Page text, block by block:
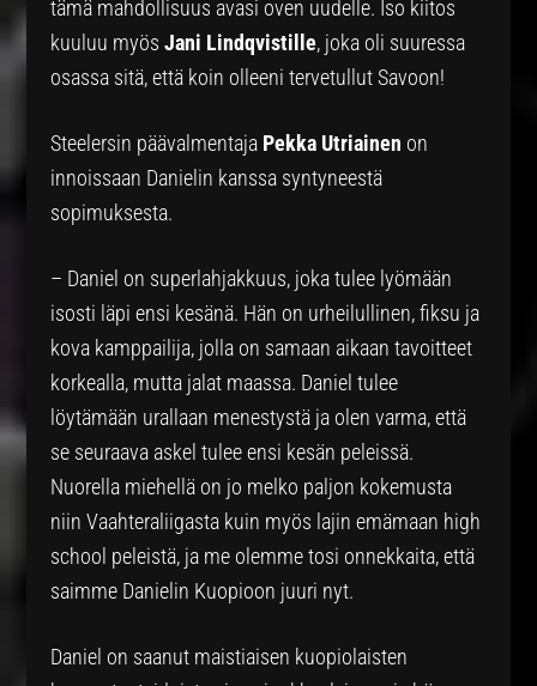
tämä mahdollisuus avasi oven uudelle. Iso kiitos
kuuluu myösJani Lindqvistille, joka oli suuressa
osassa sitä, että koin olleeni tervetullut Savoon!
Steelersin päävalmentaja Pekka Utriainen on
innoissaan Danielin kanssa syntyneestä
sopimuksesta.
– Daniel on superlahjakkuus, joka tulee lyömään
isosti läpi ensi kesänä. Hän on urheilullinen, fiksu ja
kova kamppailija, jolla on samaan aikaan tavoitteet
korkealla, mutta jalat maassa. Daniel tulee
löytämään urallaan menestystä ja olen varma, että
se seuraava askel tulee ensi kesän peleissä.
Nuorella miehellä on jo melko paljon kokemusta
niin Vaahteraliigasta kuin myös lajin emämaan high
school peleistä, ja me olemme tosi onnekkaita, että
saimme Danielin Kuopioon juuri nyt.
Daniel on saanut maistiaisen kuopiolaisten